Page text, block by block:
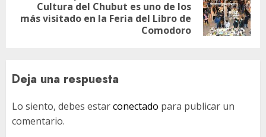
Siguiente
entrada:
Cultura del Chubut es uno de los
más visitado en la Feria del Libro de
Comodoro
Deja una respuesta
Lo siento, debes estarconectado para publicar un
comentario.